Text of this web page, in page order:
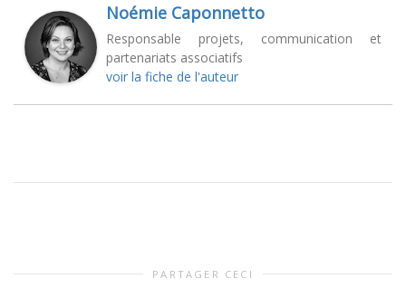
Noémie Caponnetto
Responsable projets, communication et
partenariats associatifs
voir la fiche de l'auteur
PARTAGER CECI